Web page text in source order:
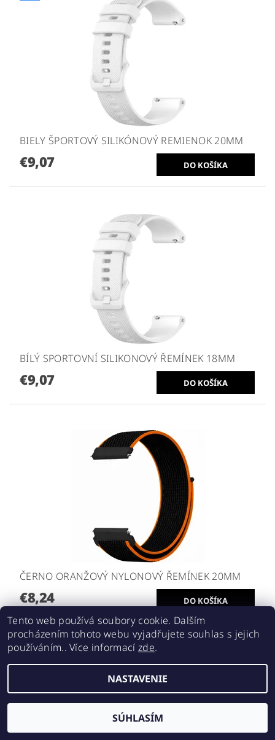
BIELY ŠPORTOVÝ SILIKÓNOVÝ REMIENOK 20MM
€9,07
BÍLÝ SPORTOVNÍ SILIKONOVÝ ŘEMÍNEK 18MM
€9,07
ČERNO ORANŽOVÝ NYLONOVÝ ŘEMÍNEK 20MM
€8,24
Tento web používá soubory cookie. Dalším
procházením tohoto webu vyjadřujete souhlas s jejich
používáním.. Více informací zde.
NASTAVENIE
SÚHLASÍM